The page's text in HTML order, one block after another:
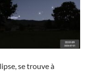
se trouve à